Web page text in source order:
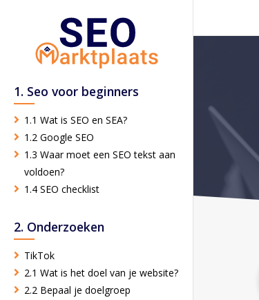
1. Seo voor beginners
1.1 Wat is SEO en SEA?
1.2 Google SEO
1.3 Waar moet een SEO tekst aan
voldoen?
1.4 SEO checklist
2. Onderzoeken
TikTok
2.1 Wat is het doel van je website?
2.2 Bepaal je doelgroep